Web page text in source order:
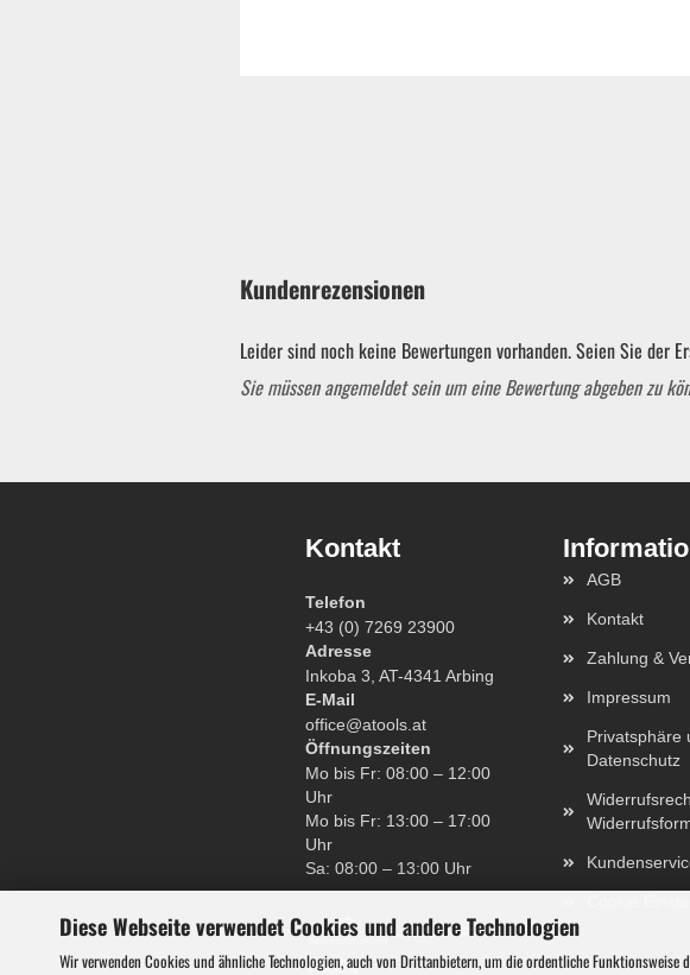
Diese Webseite verwendet Cookies und andere Technologien
Wir verwenden Cookies und ähnliche Technologien, auch von Drittanbietern, um die ordentliche Funktionsweise
ATV Miniquads
Kundenrezensionen
Leider sind noch keine Bewertungen vorhanden. Seien Sie der
Sie müssen angemeldet sein um eine Bewertung abgeben zu
Kontakt
Telefon
+43 (0) 7269 23900
Adresse
Inkoba 3, AT-4341 Arbing
E-Mail
office@atools.at
Öffnungszeiten
Mo bis Fr: 08:00 – 12:00
Uhr
Mo bis Fr: 13:00 – 17:00
Uhr
Sa: 08:00 – 13:00 Uhr
AGB
Kontakt
Zahlung &
Impressum
Privatsphäre
Datenschutz